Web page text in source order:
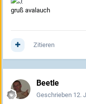
gruß avalauch
Zitieren
Beetle
Geschrieben 12.